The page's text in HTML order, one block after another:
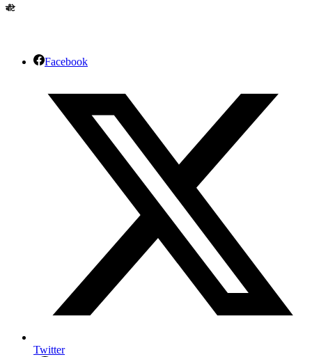
बाँटे
Facebook
Twitter